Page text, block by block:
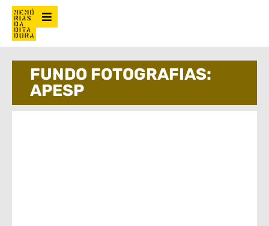
FUNDO FOTOGRAFIAS:
APESP